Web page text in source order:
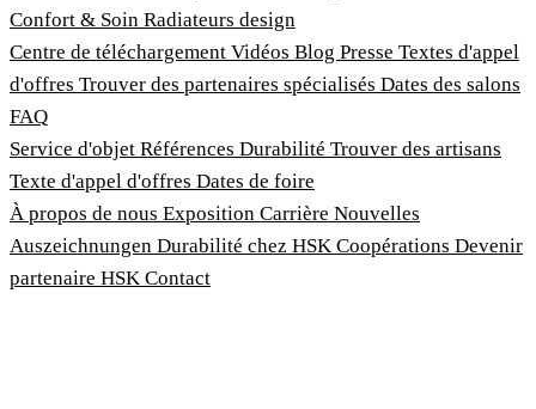
Confort & Soin Radiateurs design
Centre de téléchargement Vidéos Blog Presse Textes d'appel
d'offres Trouver des partenaires spécialisés Dates des salons
FAQ
Service d'objet Références Durabilité Trouver des artisans
Texte d'appel d'offres Dates de foire
À propos de nous Exposition Carrière Nouvelles
Auszeichnungen Durabilité chez HSK Coopérations Devenir
partenaire HSK Contact